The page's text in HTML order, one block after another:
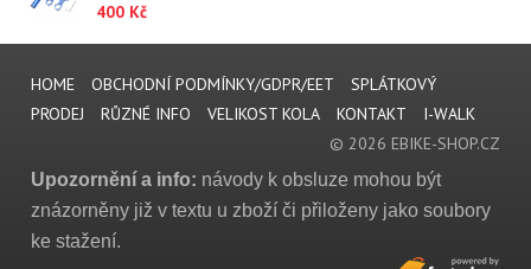
400 Kč
HOME OBCHODNÍ PODMÍNKY/GDPR/EET
SPLÁTKOVÝ
PRODEJ
RŮZNÉ INFO VELIKOST KOLA KONTAKT
I-WALK
© 2026 EBIKE-SHOP.CZ
Upozornění a info: návody k obsluze mohou být
znázorněny již v textu u zboží či přiloženy jako soubory
ke stažení.